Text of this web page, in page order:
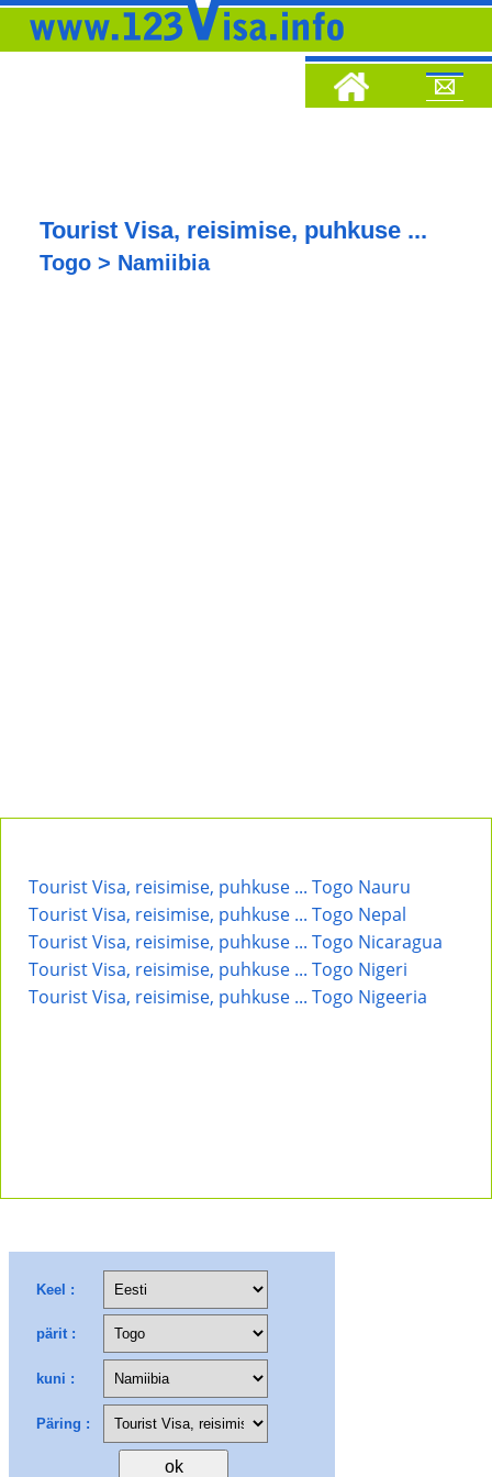
Tourist Visa, reisimise, puhkuse ...
Togo > Namiibia
Tourist Visa, reisimise, puhkuse ... Togo Nauru
Tourist Visa, reisimise, puhkuse ... Togo Nepal
Tourist Visa, reisimise, puhkuse ... Togo Nicaragua
Tourist Visa, reisimise, puhkuse ... Togo Nigeri
Tourist Visa, reisimise, puhkuse ... Togo Nigeeria